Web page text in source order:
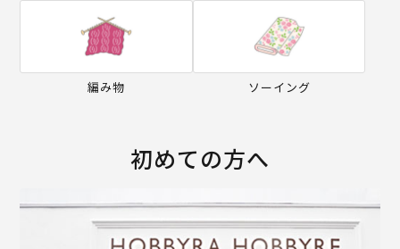
編み物 ソーイング
初めての方へ